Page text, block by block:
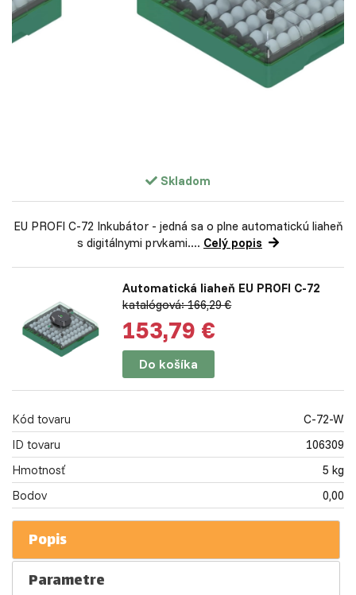
Skladom
EU PROFI C-72 Inkubátor - jedná sa o plne automatickú liaheň
s digitálnymi prvkami.... Celý popis
Automatická liaheň EU PROFI C-72
katalógová: 166,29 €
153,79 €
Do košíka
Kód tovaru
C-72-W
ID tovaru
106309
Hmotnosť
5 kg
Bodov
0,00
Popis
Parametre